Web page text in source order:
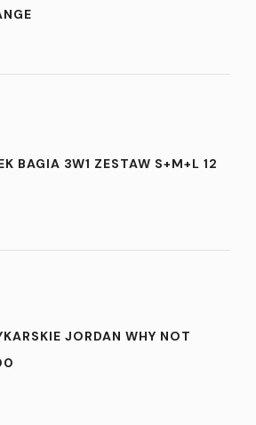
BAGIA 3W1 ZESTAW S+M+L 12
JORDAN WHY NOT